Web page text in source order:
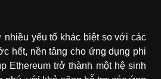
nhiều yếu tố khác biệt so với các
hết, nền tảng cho ứng dụng phi
Ethereum trở thành một hệ sinh